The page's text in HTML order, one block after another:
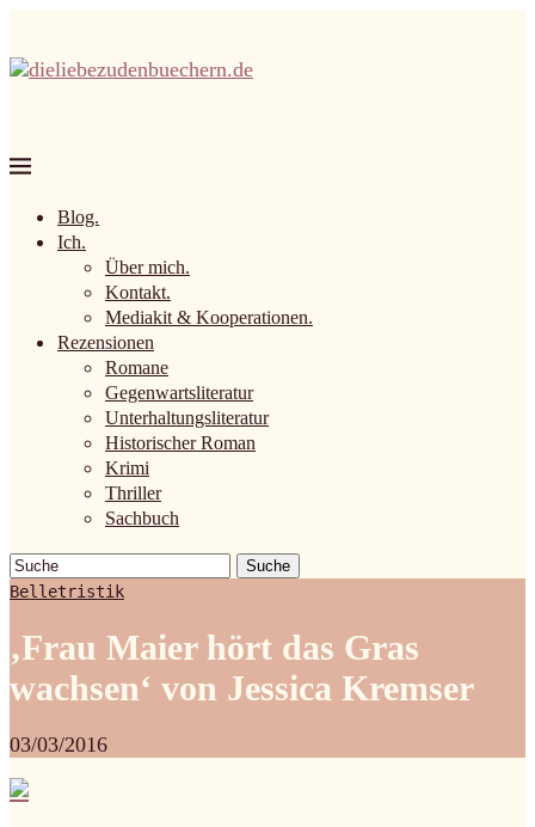
Blog.
Ich.
Über mich.
Kontakt.
Mediakit & Kooperationen.
Rezensionen
Romane
Gegenwartsliteratur
Unterhaltungsliteratur
Historischer Roman
Krimi
Thriller
Sachbuch
Suche
Belletristik
‚Frau Maier hört das Gras
wachsen‘ von Jessica Kremser
03/03/2016